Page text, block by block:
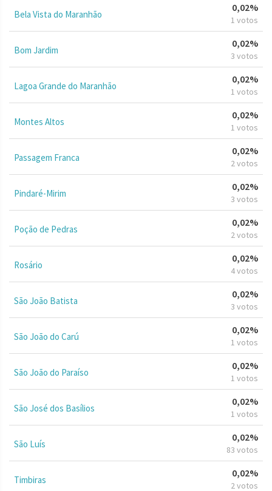
Bela Vista do Maranhão
0,02%
1 votos
Bom Jardim
0,02%
3 votos
Lagoa Grande do Maranhão
0,02%
1 votos
Montes Altos
0,02%
1 votos
Passagem Franca
0,02%
2 votos
Pindaré-Mirim
0,02%
3 votos
Poção de Pedras
0,02%
2 votos
Rosário
0,02%
4 votos
São João Batista
0,02%
3 votos
São João do Carú
0,02%
1 votos
São João do Paraíso
0,02%
1 votos
São José dos Basílios
0,02%
1 votos
São Luís
0,02%
83 votos
Timbiras
0,02%
2 votos